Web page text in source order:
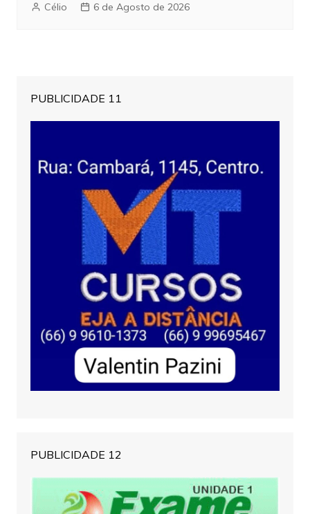
Célio 6 de Agosto de 2026
PUBLICIDADE 11
PUBLICIDADE 12